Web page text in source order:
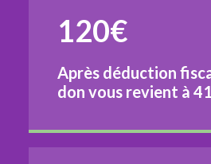
120€
Après déduction
don vous revient à